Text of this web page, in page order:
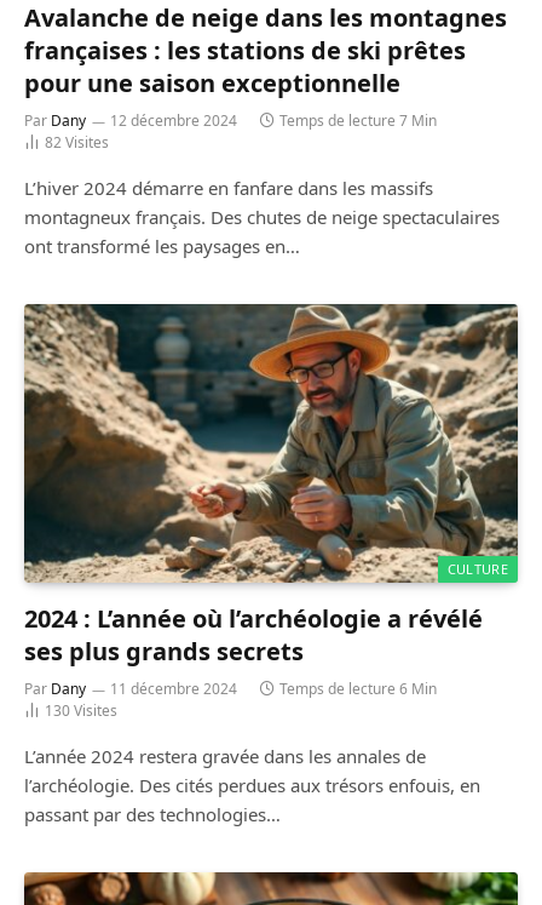
Avalanche de neige dans les montagnes
françaises : les stations de ski prêtes
pour une saison exceptionnelle
Par Dany 12 décembre 2024
Temps de lecture 7 Min
82Visites
L’hiver 2024 démarre en fanfare dans les massifs
montagneux français. Des chutes de neige spectaculaires
ont transformé les paysages en…
CULTURE
2024 : L’année où l’archéologie a révélé
ses plus grands secrets
Par Dany 11 décembre 2024
Temps de lecture 6 Min
130Visites
L’année 2024 restera gravée dans les annales de
l’archéologie. Des cités perdues aux trésors enfouis, en
passant par des technologies…